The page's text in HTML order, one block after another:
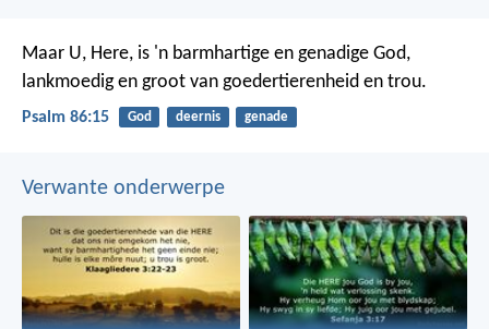
Maar U, Here, is 'n barmhartige en genadige God,
lankmoedig en groot van goedertierenheid en trou.
Psalm 86:15 God deernis genade
Verwante onderwerpe